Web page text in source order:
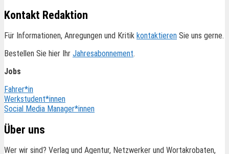
Kontakt Redaktion
Für Informationen, Anregungen und Kritik kontaktieren Sie uns gerne.
Bestellen Sie hier Ihr Jahresabonnement.
Jobs
Fahrer*in
Werkstudent*innen
Social Media Manager*innen
Über uns
Wer wir sind? Verlag und Agentur, Netzwerker und Wortakrobaten,